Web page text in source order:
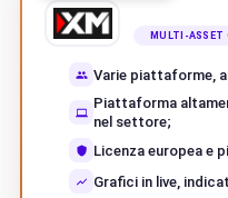
MULTI-ASSET
Varie piattaforme,
Piattaforma
nel settore;
Licenza europea e
Grafici in live,